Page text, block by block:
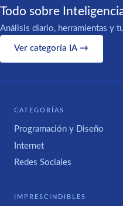
Todo sobre
Análisis diario, herramientas y
Ver categoría IA →
CATEGORÍAS
Programación y Diseño
Internet
Redes Sociales
IMPRESCINDIBLES